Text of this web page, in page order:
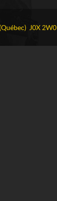
(Québec) J0X 2W0